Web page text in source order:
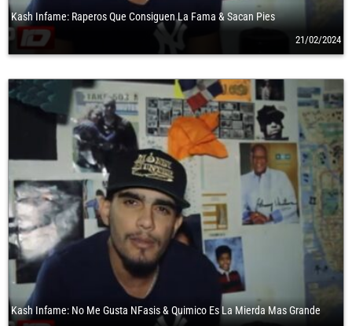
Kash Infame: Raperos Que Consiguen La Fama & Sacan Pies
21/02/2024
Kash Infame: No Me Gusta NFasis & Quimico Es La Mierda Mas Grande